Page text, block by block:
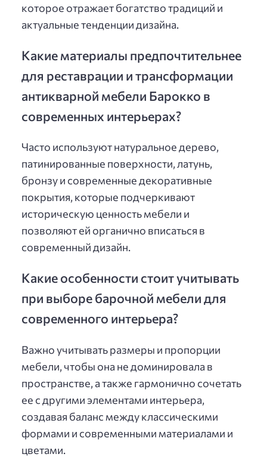
которое отражает богатство традиций и
актуальные тенденции дизайна.
Какие материалы предпочтительнее
для реставрации и трансформации
антикварной мебели Барокко в
современных интерьерах?
Часто используют натуральное дерево,
патинированные поверхности, латунь,
бронзу и современные декоративные
покрытия, которые подчеркивают
историческую ценность мебели и
позволяют ей органично вписаться в
современный дизайн.
Какие особенности стоит учитывать
при выборе барочной мебели для
современного интерьера?
Важно учитывать размеры и пропорции
мебели, чтобы она не доминировала в
пространстве, а также гармонично сочетать
ее с другими элементами интерьера,
создавая баланс между классическими
формами и современными материалами и
цветами.